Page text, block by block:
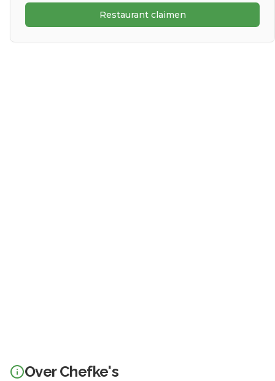
Restaurant claimen
OverChefke's